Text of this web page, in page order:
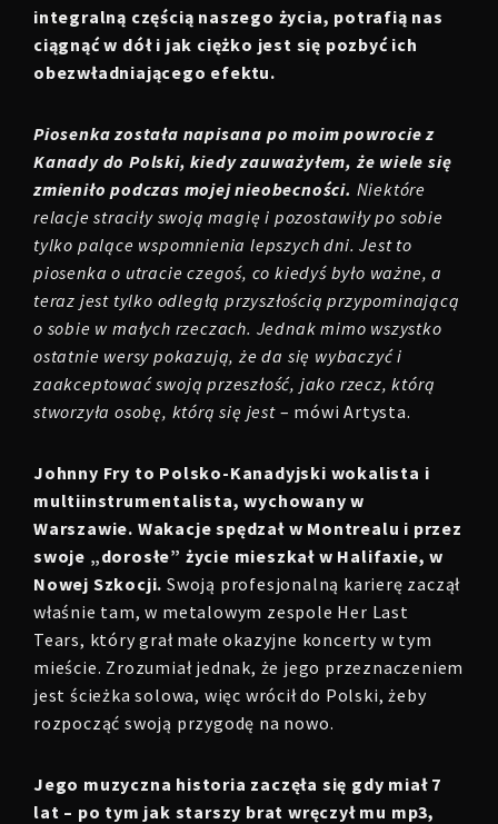
integralną częścią naszego życia, potrafią nas
ciągnąć w dół i jak ciężko jest się pozbyć ich
obezwładniającego efektu.
Piosenka została napisana po moim powrocie z
Kanady do Polski, kiedy zauważyłem, że wiele się
zmieniło podczas mojej nieobecności. Niektóre
relacje straciły swoją magię i pozostawiły po sobie
tylko palące wspomnienia lepszych dni. Jest to
piosenka o utracie czegoś, co kiedyś było ważne, a
teraz jest tylko odległą przyszłością przypominającą
o sobie w małych rzeczach. Jednak mimo wszystko
ostatnie wersy pokazują, że da się wybaczyć i
zaakceptować swoją przeszłość, jako rzecz, którą
stworzyła osobę, którą się jest – mówi Artysta.
Johnny Fry to Polsko-Kanadyjski wokalista i
multiinstrumentalista, wychowany w
Warszawie. Wakacje spędzał w Montrealu i przez
swoje „dorosłe” życie mieszkał w Halifaxie, w
Nowej Szkocji. Swoją profesjonalną karierę zaczął
właśnie tam, w metalowym zespole Her Last
Tears, który grał małe okazyjne koncerty w tym
mieście. Zrozumiał jednak, że jego przeznaczeniem
jest ścieżka solowa, więc wrócił do Polski, żeby
rozpocząć swoją przygodę na nowo.
Jego muzyczna historia zaczęła się gdy miał 7
lat – po tym jak starszy brat wręczył mu mp3,